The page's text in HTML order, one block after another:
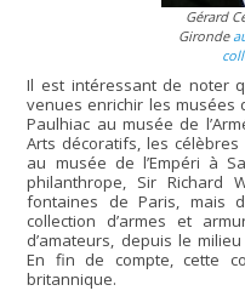
Gérard
Gironde
Il est intéressant de noter
venues enrichir les musées
Paulhiac au musée de
Arts décoratifs, les
au musée de l’Empéri à
philanthrope, Sir Richard
fontaines de Paris, mais
collection d’armes et
d’amateurs, depuis le
En fin de compte, cette
britannique.